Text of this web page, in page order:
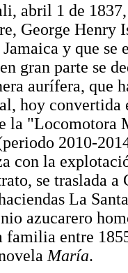
abril 1 de
George Henry
y que se
gran parte se
aurífera, que
hoy
la "Locomotora
2010-
con la
se traslada a
La
azucarero
familia entre
María.